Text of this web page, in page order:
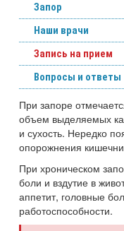
Запор
Наши врачи
Запись на прием
Вопросы и ответы
При запоре
объем выделяемых
и сухость. Нередко
опорожнения
При хроническом
боли и вздутие в
аппетит, головные
работоспособности.